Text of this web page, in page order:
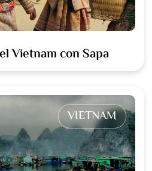
Vietnam con Sapa
VIETNAM